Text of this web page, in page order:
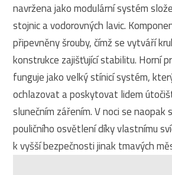
navržena jako modulární systém
stojnic a vodorovných lavic.
připevněny šrouby, čímž se vytváří
konstrukce zajišťující stabilitu. Horní
funguje jako velký stínicí systém,
ochlazovat a poskytovat lidem
slunečním zářením. V noci se naopak
pouličního osvětlení díky vlastnímu
k vyšší bezpečnosti jinak tmavých